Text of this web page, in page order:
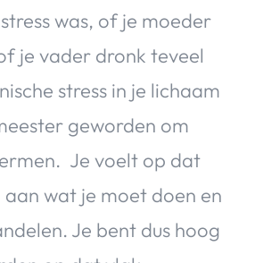
was, of je moeder
je vader dronk teveel
stress in je lichaam
geworden om
Je voelt op dat
wat je moet doen en
Je bent dus hoog